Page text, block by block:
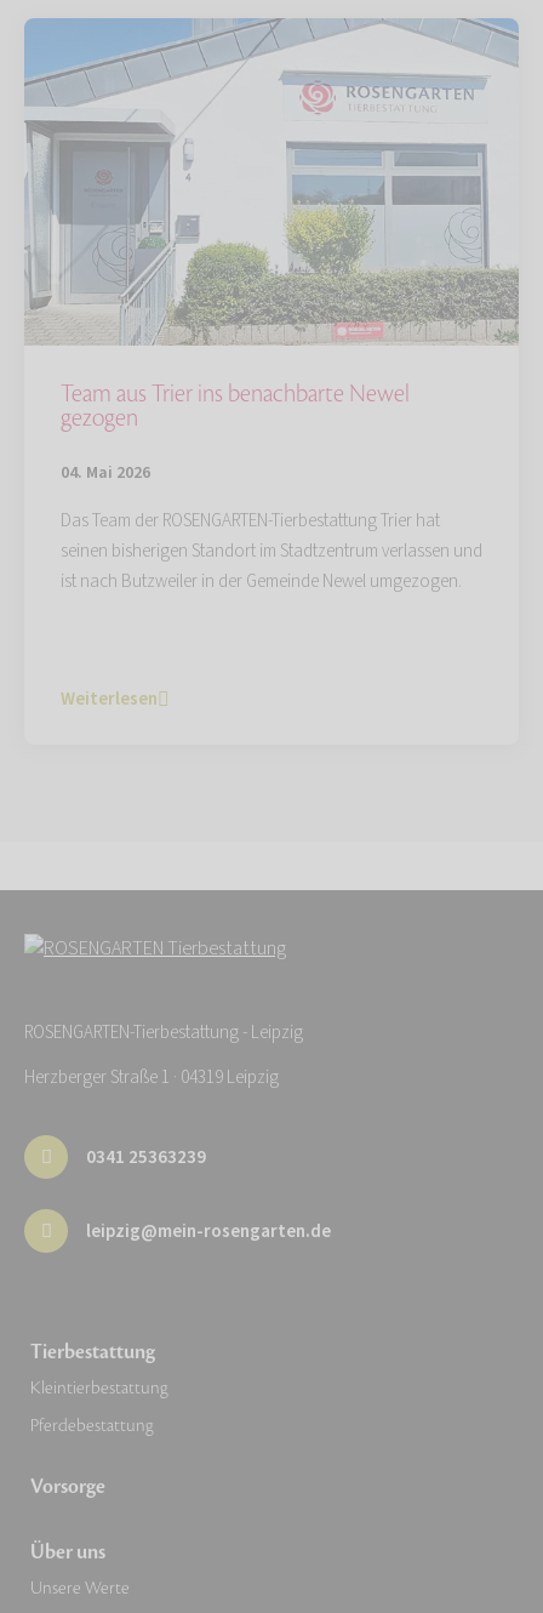
Team aus Trier ins benachbarte Newel
gezogen
04. Mai 2026
Das Team der ROSENGARTEN-Tierbestattung Trier hat
seinen bisherigen Standort im Stadtzentrum verlassen und
ist nach Butzweiler in der Gemeinde Newel umgezogen.
Weiterlesen
ROSENGARTEN-Tierbestattung - Leipzig
Herzberger Straße 1 · 04319 Leipzig
0341 25363239
leipzig@mein-rosengarten.de
Tierbestattung
Kleintierbestattung
Pferdebestattung
Vorsorge
Über uns
Unsere Werte